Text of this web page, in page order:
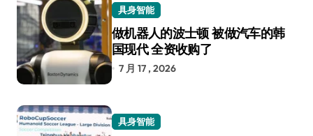
具身智能
做机器人的波士顿 被做汽车的韩
国现代 全资收购了
7 月 17 , 2026
具身智能